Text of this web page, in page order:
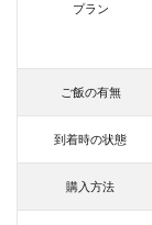
プラン
ご飯の有無
到着時の状態
購入方法